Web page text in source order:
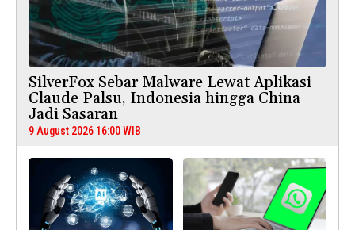
SilverFox Sebar Malware Lewat Aplikasi
Claude Palsu, Indonesia hingga China
Jadi Sasaran
9 August 2026 16:00 WIB